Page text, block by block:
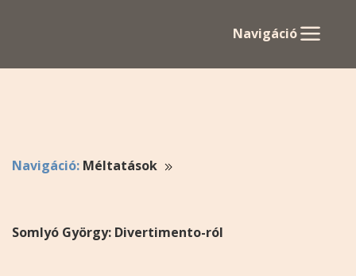
Navigáció
Navigáció: Méltatások
Somlyó György: Divertimento-ról